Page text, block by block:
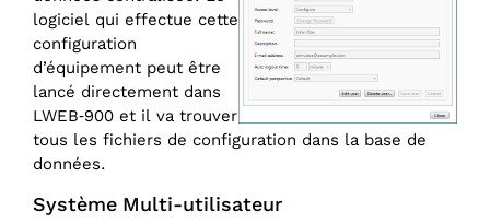
logiciel qui effectue cette
configuration
d’équipement peut être
lancé directement dans
LWEB‑900 et il va trouver
tous les fichiers de configuration dans la base de
données.
Système Multi-utilisateur